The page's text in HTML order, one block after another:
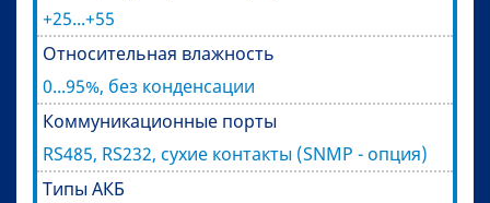
+25...+55
Относительная влажность
0...95%, без конденсации
Коммуникационные порты
RS485, RS232, сухие контакты (SNMP - опция)
Типы АКБ